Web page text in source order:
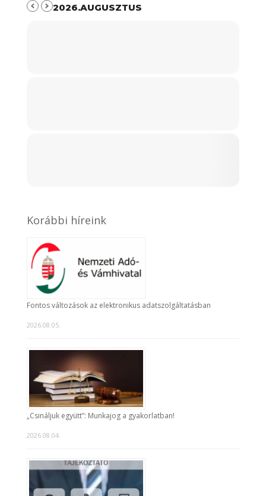
2026.AUGUSZTUS
Korábbi híreink
Fontos változások az elektronikus adatszolgáltatásban
2026.08.05.
„Csináljuk együtt”: Munkajog a gyakorlatban!
2026.08.04.